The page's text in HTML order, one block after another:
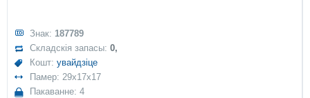
Знак: 187789
Складскія запасы:0,
Кошт:увайдзіце
Памер: 29x17x17
Пакаванне: 4